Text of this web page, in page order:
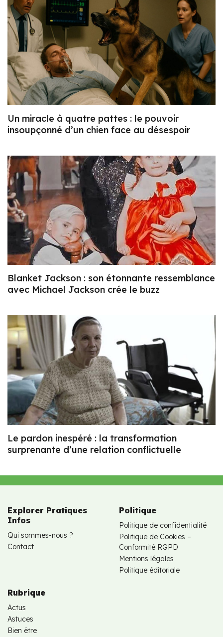
Un miracle à quatre pattes : le pouvoir
insoupçonné d’un chien face au désespoir
Blanket Jackson : son étonnante ressemblance
avec Michael Jackson crée le buzz
Le pardon inespéré : la transformation
surprenante d’une relation conflictuelle
Explorer Pratiques
Infos
Qui sommes-nous ?
Contact
Politique
Politique de confidentialité
Politique de Cookies –
Conformité RGPD
Mentions légales
Politique éditoriale
Rubrique
Actus
Astuces
Bien être